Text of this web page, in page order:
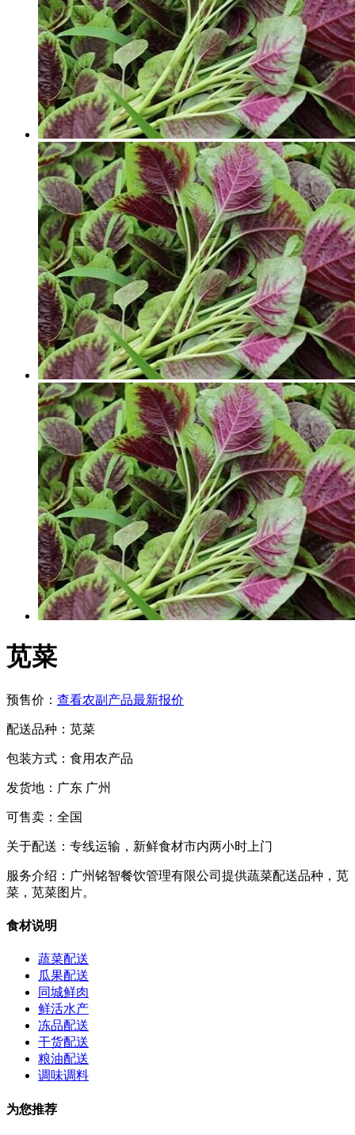
苋菜
预售价： 查看农副产品最新报价
配送品种： 苋菜
包装方式： 食用农产品
发货地： 广东 广州
可售卖： 全国
关于配送： 专线运输，新鲜食材市内两小时上门
服务介绍： 广州铭智餐饮管理有限公司提供蔬菜配送品种，苋
菜，苋菜图片。
食材说明
蔬菜配送
瓜果配送
同城鲜肉
鲜活水产
冻品配送
干货配送
粮油配送
调味调料
为您推荐